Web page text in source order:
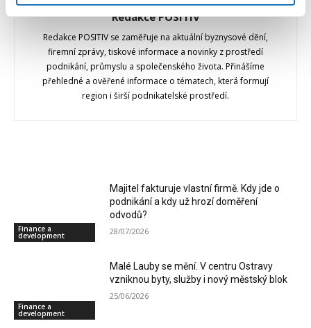
Redakce POSITIV
Redakce POSITIV se zaměřuje na aktuální byznysové dění,
firemní zprávy, tiskové informace a novinky z prostředí
podnikání, průmyslu a společenského života. Přinášíme
přehledné a ověřené informace o tématech, která formují
region i širší podnikatelské prostředí.
Finance a
development
Majitel fakturuje vlastní firmě. Kdy jde o
podnikání a kdy už hrozí doměření
odvodů?
28/07/2026
Finance a
development
Malé Lauby se mění. V centru Ostravy
vzniknou byty, služby i nový městský blok
25/06/2026